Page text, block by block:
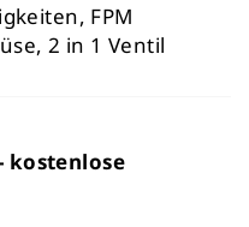
FPM
2 in 1 Ventil
kostenlose